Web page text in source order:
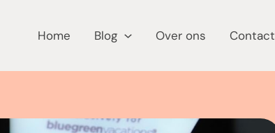
Home Blog Over ons Contact